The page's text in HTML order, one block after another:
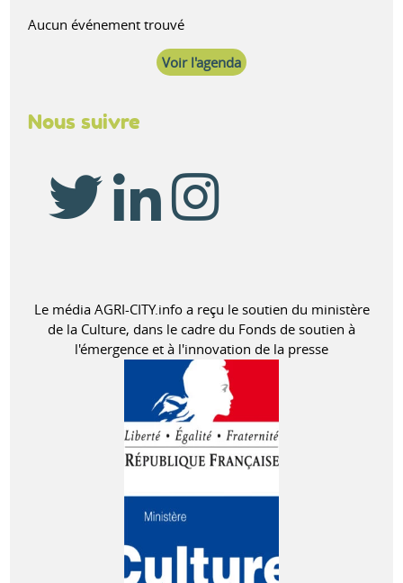
Aucun événement trouvé
Voir l'agenda
Nous suivre
Le média AGRI-CITY.info a reçu le soutien du ministère
de la Culture, dans le cadre du Fonds de soutien à
l'émergence et à l'innovation de la presse